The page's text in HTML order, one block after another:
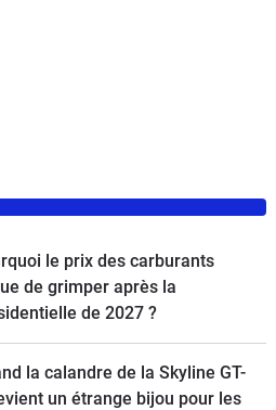
le prix des carburants
de grimper après la
de 2027 ?
la calandre de la Skyline GT-
un étrange bijou pour les